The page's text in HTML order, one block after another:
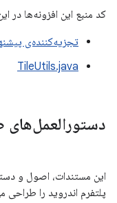
کد منبع این افزونه‌ها در
تجزیه‌کننده‌ی
TileUtils.java
دستورالعمل‌های
این مستندات، اصول و
پلتفرم اندروید را